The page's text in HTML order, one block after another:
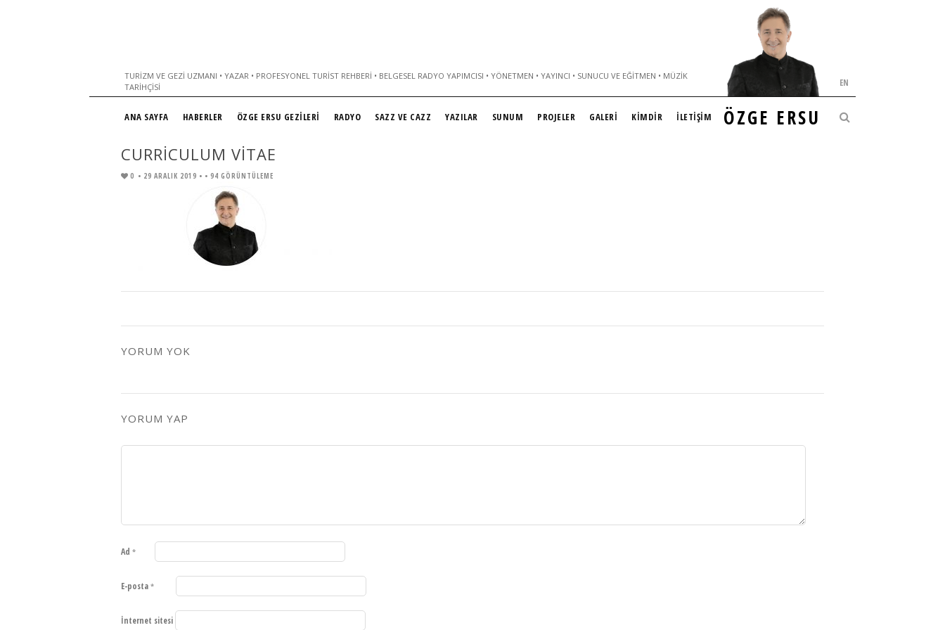
TURIZM VE GEZI UZMANI • YAZAR • PROFESYONEL TURIST REHBERI • BELGESEL RADYO YAPIMCISI • YÖNETMEN • YAYINCI • SUNUCU VE EĞITMEN • MÜZIK
TARIHÇISI
ÖZGE ERSU
EN
ANA SAYFA HABERLER ÖZGE ERSU GEZİLERİ RADYO SAZZ VE CAZZ YAZILAR SUNUM PROJELER GALERİ KİMDİR İLETİŞİM
CURRICULUM VITAE
0 • 29 ARALIK 2019 • • 94 GÖRÜNTÜLEME
YORUM YOK
YORUM YAP
Ad *
E-posta *
İnternet sitesi